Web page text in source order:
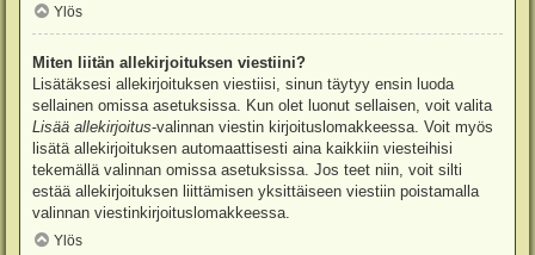
Ylös
Miten liitän allekirjoituksen viestiini?
Lisätäksesi allekirjoituksen viestiisi, sinun täytyy ensin luoda
sellainen omissa asetuksissa. Kun olet luonut sellaisen, voit valita
Lisää allekirjoitus-valinnan viestin kirjoituslomakkeessa. Voit myös
lisätä allekirjoituksen automaattisesti aina kaikkiin viesteihisi
tekemällä valinnan omissa asetuksissa. Jos teet niin, voit silti
estää allekirjoituksen liittämisen yksittäiseen viestiin poistamalla
valinnan viestinkirjoituslomakkeessa.
Ylös